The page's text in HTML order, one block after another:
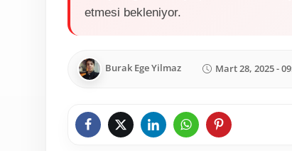
etmesi bekleniyor.
Burak Ege Yilmaz Mart 28, 2025 -